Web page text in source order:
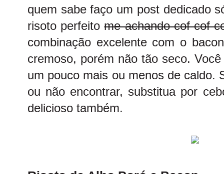
quem sabe faço um post dedicado
risoto perfeitome achando cof cof
combinação excelente com o
cremoso, porém não tão seco.
um pouco mais ou menos de caldo.
ou não encontrar, substitua por
delicioso também.